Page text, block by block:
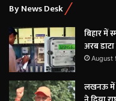
By News Desk
बिहार में
अरब
August
लखनऊ में